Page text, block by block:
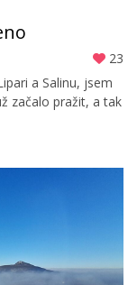
23
a Salinu, jsem
začalo pražit, a tak